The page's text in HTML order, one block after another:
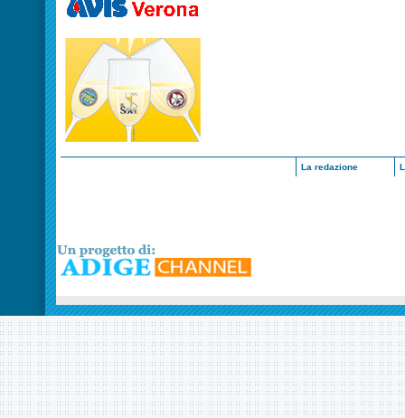
La redazione